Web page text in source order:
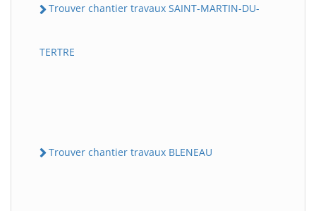
Trouver chantier travaux SAINT-MARTIN-DU-
TERTRE
Trouver chantier travaux BLENEAU